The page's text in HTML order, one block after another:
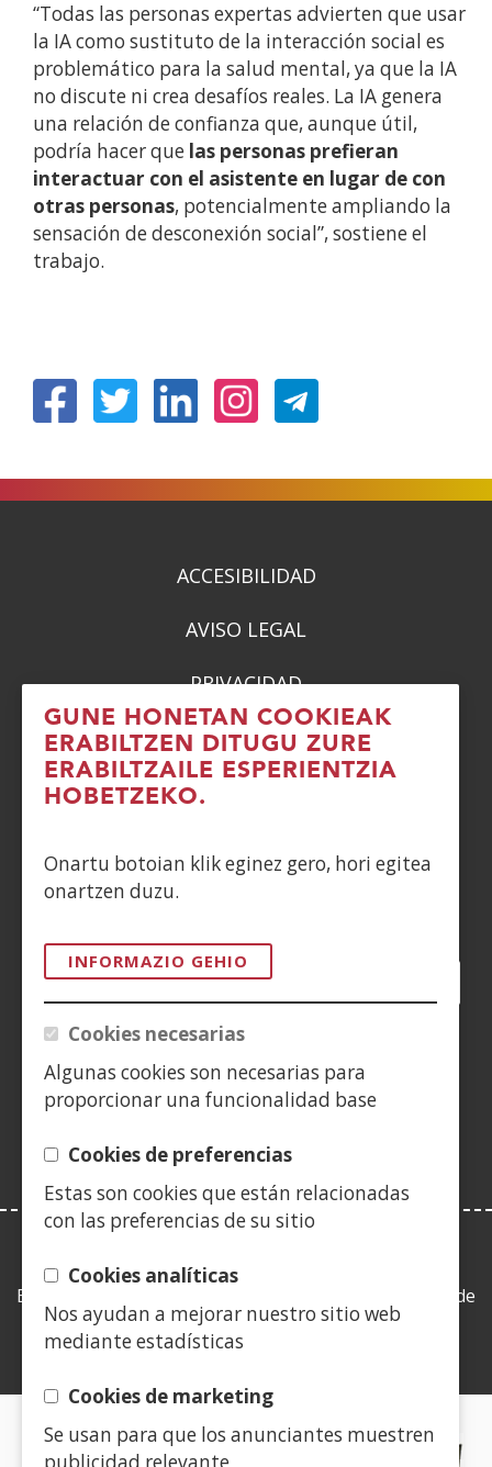
GUNE HONETAN COOKIEAK
ERABILTZEN DITUGU ZURE
ERABILTZAILE ESPERIENTZIA
HOBETZEKO.
Onartu botoian klik eginez gero, hori egitea
onartzen duzu.
INFORMAZIO GEHIO
Cookies necesarias
Algunas cookies son necesarias para
proporcionar una funcionalidad base
Cookies de preferencias
Estas son cookies que están relacionadas
con las preferencias de su sitio
Cookies analíticas
Nos ayudan a mejorar nuestro sitio web
mediante estadísticas
Cookies de marketing
Se usan para que los anunciantes muestren
“Todas las personas expertas advierten que usar
la IA como sustituto de la interacción social es
problemático para la salud mental, ya que la IA
no discute ni crea desafíos reales. La IA genera
una relación de confianza que, aunque útil,
podría hacer que las personas prefieran
interactuar con el asistente en lugar de con
otras personas, potencialmente ampliando la
sensación de desconexión social”, sostiene el
trabajo.
ACCESIBILIDAD
AVISO LEGAL
PRIVACIDAD
POLÍTICA DE COOKIES
DENUNCIAS
Facebook
(Ireki
leiho
berrian)
Twitter
(Ireki
leiho
berrian)
LinkedIn
(Ireki
leiho
berrian)
YouTube
(Ireki
leiho
berrian)
leiholeiholeiho
Esta web se ajusta a lo establecido en la Ley 19/2013, de
9 de diciembre, de transparencia, acceso a la
información pública y buen gobierno.
CERTIFICADOS DE CALIDAD